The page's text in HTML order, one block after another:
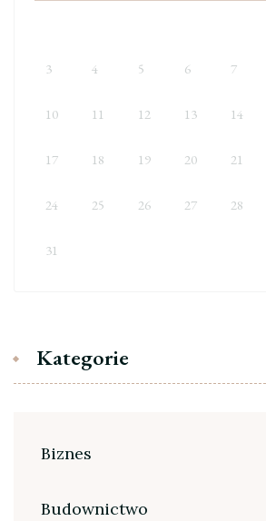
3 4 5 6 7
10 11 12 13 14
17 18 19 20 21
24 25 26 27 28
31
Kategorie
Biznes
Budownictwo